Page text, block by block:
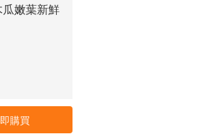
嫩葉新鮮
購買